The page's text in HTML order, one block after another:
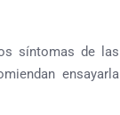
síntomas de las
ensayarla